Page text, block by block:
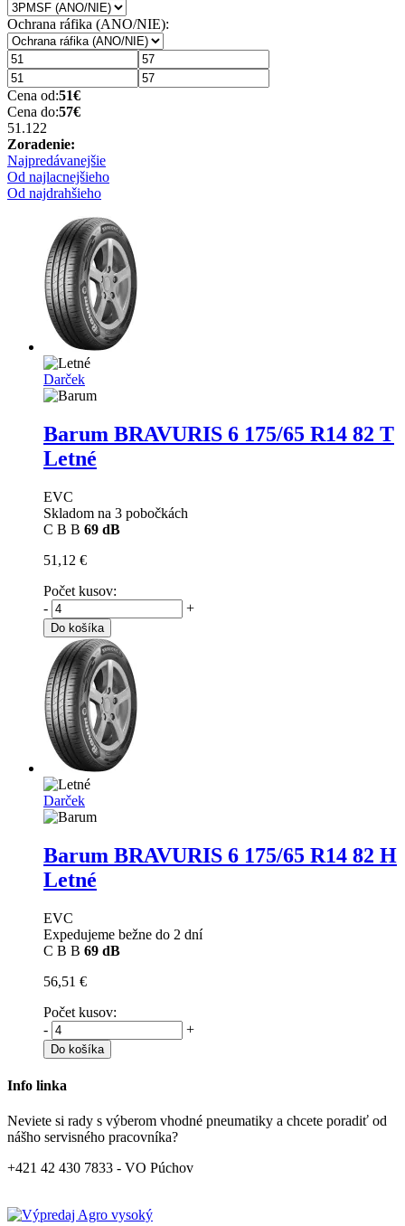
Ochrana ráfika (ANO/NIE):
Cena od:51€
Cena do:57€
51.122
Zoradenie:
Najpredávanejšie
Od najlacnejšieho
Od najdrahšieho
Darček
Barum BRAVURIS 6 175/65 R14 82 T
Letné
EVC
Skladom na 3 pobočkách
C B B 69 dB
51,12 €
Počet kusov:
-
+
Do košíka
Darček
Barum BRAVURIS 6 175/65 R14 82 H
Letné
EVC
Expedujeme bežne do 2 dní
C B B 69 dB
56,51 €
Počet kusov:
-
+
Do košíka
Info linka
Neviete si rady s výberom vhodné pneumatiky a chcete poradiť od
nášho servisného pracovníka?
+421 42 430 7833 - VO Púchov